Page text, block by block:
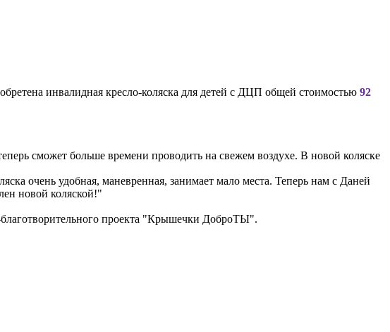
инвалидная кресло-коляска для детей с ДЦП общей стоимостью 92
сможет больше времени проводить на свежем воздухе. В новой коляске
очень удобная, маневренная, занимает мало места. Теперь нам с Даней
новой коляской!"
благотворительного проекта "Крышечки ДоброТЫ".